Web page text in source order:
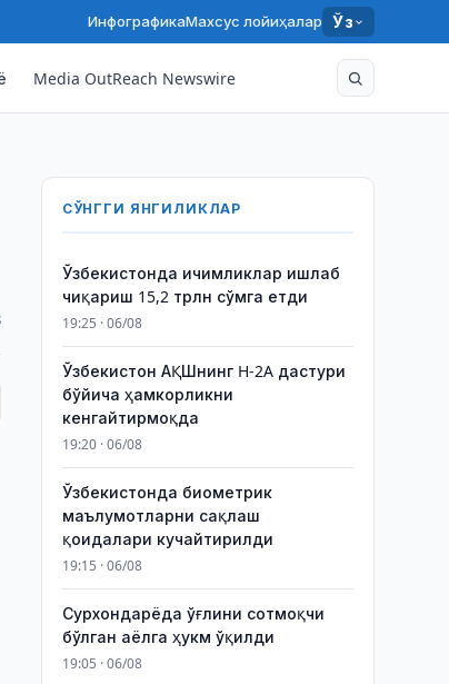
ИнфографикаМахсус лойиҳалар Ўз
Media OutReach Newswire
СЎНГГИ ЯНГИЛИКЛАР
Ўзбекистонда ичимликлар ишлаб
чиқариш 15,2 трлн сўмга етди
19:25 · 06/08
Ўзбекистон АҚШнинг H-2A дастури
бўйича ҳамкорликни
кенгайтирмоқда
19:20 · 06/08
Ўзбекистонда биометрик
маълумотларни сақлаш
қоидалари кучайтирилди
19:15 · 06/08
Сурхондарёда ўғлини сотмоқчи
бўлган аёлга ҳукм ўқилди
19:05 · 06/08